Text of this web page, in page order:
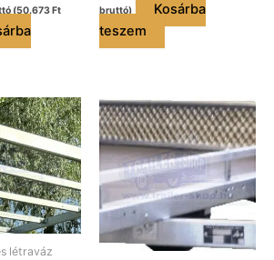
(50.673 Ft
bruttó)
Kosárba
teszem
létraváz